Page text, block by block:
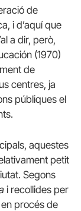
de
i d’aquí que
a dir, però,
(1970)
de
centres, ja
públiques el
aquestes
petit
Segons
i recollides per
en procés de